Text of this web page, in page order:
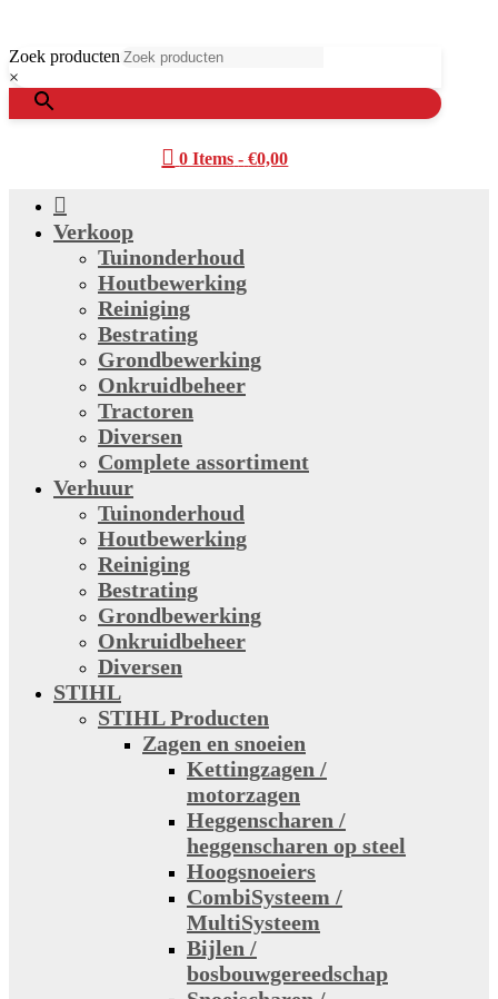
Zoek producten
×
 0 Items - €0,00

Verkoop
Tuinonderhoud
Houtbewerking
Reiniging
Bestrating
Grondbewerking
Onkruidbeheer
Tractoren
Diversen
Complete assortiment
Verhuur
Tuinonderhoud
Houtbewerking
Reiniging
Bestrating
Grondbewerking
Onkruidbeheer
Diversen
STIHL
STIHL Producten
Zagen en snoeien
Kettingzagen /
motorzagen
Heggenscharen /
heggenscharen op steel
Hoogsnoeiers
CombiSysteem /
MultiSysteem
Bijlen /
bosbouwgereedschap